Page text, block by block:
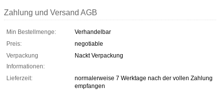
Zahlung und Versand AGB
Min Bestellmenge:
Verhandelbar
Preis:
negotiable
Verpackung
Informationen:
Nackt Verpackung
Lieferzeit:
normalerweise 7 Werktage nach der vollen Zahlung
empfangen